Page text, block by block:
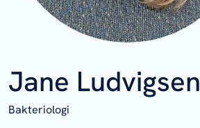
Jane Ludvigsen
Bakteriologi